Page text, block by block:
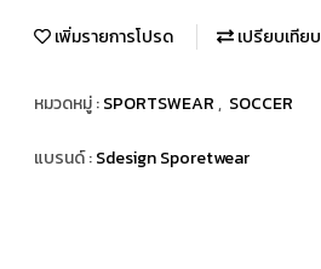
เพิ่มรายการโปรด เปรียบเทียบ
หมวดหมู่ :SPORTSWEAR, SOCCER
แบรนด์ :Sdesign Sporetwear